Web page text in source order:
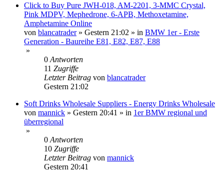
Click to Buy Pure JWH-018, AM-2201, 3-MMC Crystal,
Pink MDPV, Mephedrone, 6-APB, Methoxetamine,
Amphetamine Online
von blancatrader» Gestern 21:02 » in BMW 1er - Erste
Generation - Baureihe E81, E82, E87, E88
»
0 Antworten
11 Zugriffe
Letzter Beitrag von blancatrader
Gestern 21:02
Soft Drinks Wholesale Suppliers - Energy Drinks Wholesale
von mannick » Gestern 20:41 » in 1er BMW regional und
überregional
»
0 Antworten
10 Zugriffe
Letzter Beitrag von mannick
Gestern 20:41